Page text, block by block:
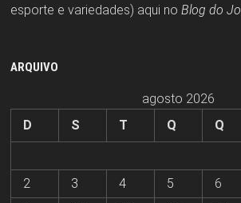
esporte e variedades) aqui no Blog do
ARQUIVO
agosto 2026
D
S T Q Q
2
3 4 5 6